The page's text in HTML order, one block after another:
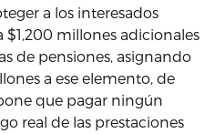
a los interesados
$1,200 millones adicionales
de pensiones, asignando
a ese elemento, de
que pagar ningún
real de las prestaciones